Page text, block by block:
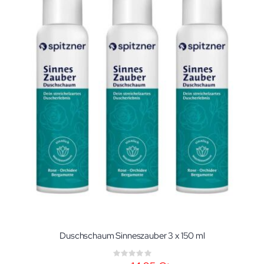
Duschschaum Sinneszauber 3 x 150 ml
Rating: